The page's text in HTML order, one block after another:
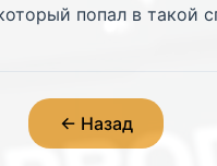
попал в такой
← Назад